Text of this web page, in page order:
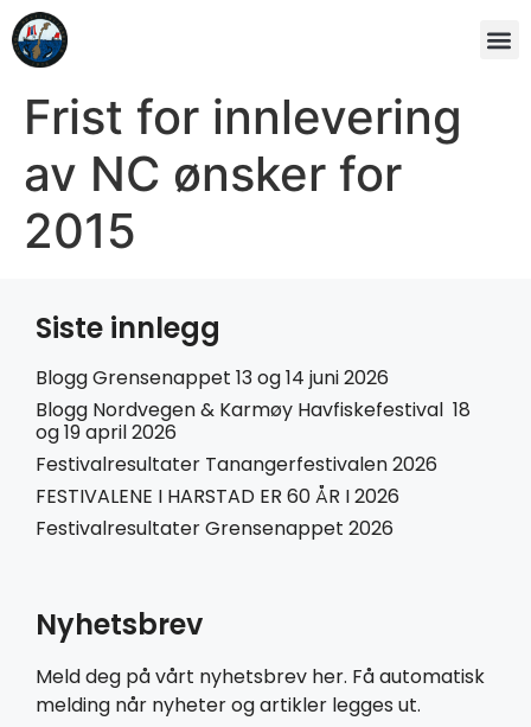
Frist for innlevering
av NC ønsker for
2015
Siste innlegg
Blogg Grensenappet 13 og 14 juni 2026
Blogg Nordvegen & Karmøy Havfiskefestival 18
og 19 april 2026
Festivalresultater Tanangerfestivalen 2026
FESTIVALENE I HARSTAD ER 60 ÅR I 2026
Festivalresultater Grensenappet 2026
Nyhetsbrev
Meld deg på vårt nyhetsbrev her. Få automatisk
melding når nyheter og artikler legges ut.